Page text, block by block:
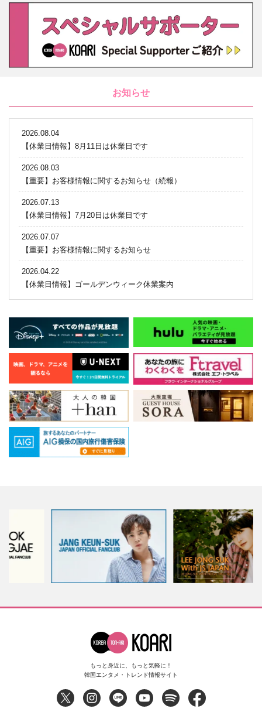
お知らせ
2026.08.04
【休業日情報】8月11日は休業日です
2026.08.03
【重要】お客様情報に関するお知らせ（続報）
2026.07.13
【休業日情報】7月20日は休業日です
2026.07.07
【重要】お客様情報に関するお知らせ
2026.04.22
【休業日情報】ゴールデンウィーク休業案内
もっと身近に、もっと気軽に！
韓国エンタメ・トレンド情報サイト